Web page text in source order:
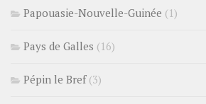
Papouasie-Nouvelle-Guinée (1)
Pays de Galles (16)
Pépin le Bref(3)